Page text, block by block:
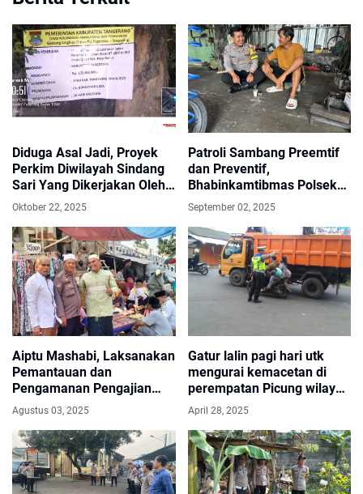
Diduga Asal Jadi, Proyek
Perkim Diwilayah Sindang
Sari Yang Dikerjakan Oleh
CV Bomantara Jaya Menuai
Oktober 22, 2025
Patroli Sambang Preemtif
dan Preventif,
Bhabinkamtibmas Polsek
Pasar Kemis Wujudkan
September 02, 2025
Aiptu Mashabi, Laksanakan
Pemantauan dan
Pengamanan Pengajian
Rutin di Ponpes Al-
Istiqlaliyyah
Agustus 03, 2025
Gatur lalin pagi hari utk
mengurai kemacetan di
perempatan Picung wilayah
hukum Polsek Pasar Kemis
April 28, 2025